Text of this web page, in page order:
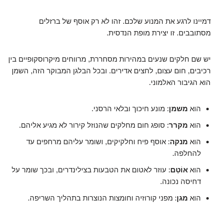
דמיינו לרגע את המנוע שלכם. זהו לא רק אוסף של ברזלים
מסתובבים. זו יצירת מופת הנדסית.
יש שם חלקים שנעים במהירות מסחררת, מרווחים מיקרוסקופיים בין
רכיבים, חום עצום, לחצים אדירים. ובכל הבלגן המבוקר הזה, השמן
הוא הגיבור האלמוני.
הוא משמן: מונע חיכוך ובלאי הרסני.
הוא מקרר: סופג חום מחלקים שהנוזל קירור לא מגיע אליהם.
הוא מנקה: אוסף פיח וחלקיקים, ושומר עליהם מרחפים עד
להחלפה.
הוא אוֹטֵם: עוזר לאטום את הטבעות בצילינדרים, ובכך שומר על
דחיסה נכונה.
הוא מגן: מפני קורוזיה וחומצות הנוצרות בתהליך השריפה.